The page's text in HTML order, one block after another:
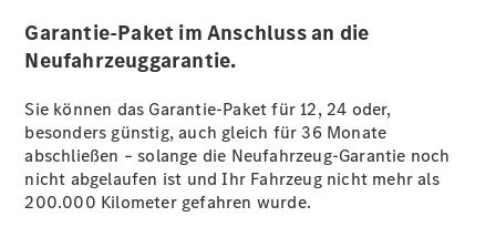
Unfallreparaturen
SmallRepair
KomplettService-
Garantie-Paket im Anschluss an die
Neufahrzeuggarantie.
Sie können das Garantie-Paket für 12, 24 oder,
besonders günstig, auch gleich für 36 Monate
abschließen – solange die Neufahrzeug-Garantie noch
nicht abgelaufen ist und Ihr Fahrzeug nicht mehr als
200.000 Kilometer gefahren wurde.